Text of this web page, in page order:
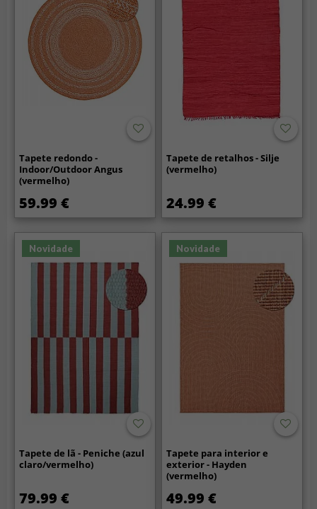
Tapete redondo -
Indoor/Outdoor Angus
(vermelho)
59.99 €
Tapete de retalhos - Silje
(vermelho)
24.99 €
Novidade
Tapete de lã - Peniche (azul
claro/vermelho)
79.99 €
Novidade
Tapete para interior e
exterior - Hayden
(vermelho)
49.99 €